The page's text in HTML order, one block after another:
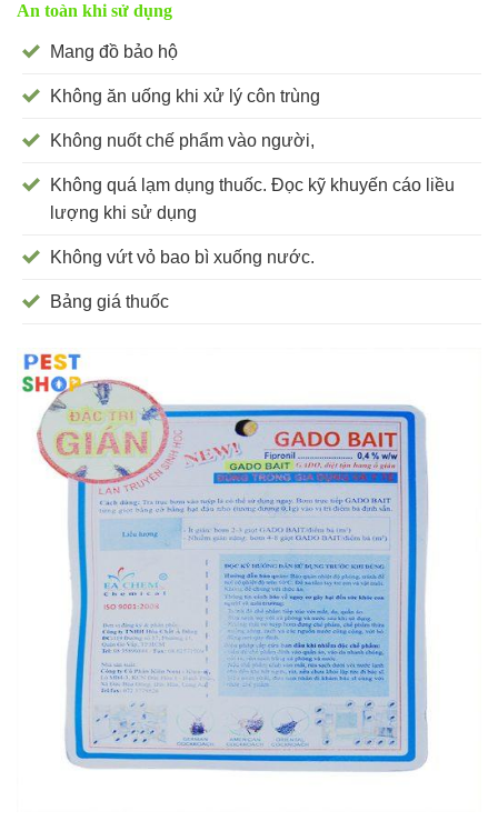
An toàn khi sử dụng
Mang đồ bảo hộ
Không ăn uống khi xử lý côn trùng
Không nuốt chế phẩm vào người,
Không quá lạm dụng thuốc. Đọc kỹ khuyến cáo liều
lượng khi sử dụng
Không vứt vỏ bao bì xuống nước.
Bảng giá thuốc